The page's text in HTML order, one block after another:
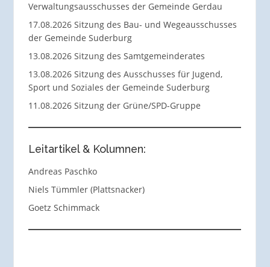
Verwaltungsausschusses der Gemeinde Gerdau
17.08.2026 Sitzung des Bau- und Wegeausschusses
der Gemeinde Suderburg
13.08.2026 Sitzung des Samtgemeinderates
13.08.2026 Sitzung des Ausschusses für Jugend,
Sport und Soziales der Gemeinde Suderburg
11.08.2026 Sitzung der Grüne/SPD-Gruppe
Leitartikel & Kolumnen:
Andreas Paschko
Niels Tümmler (Plattsnacker)
Goetz Schimmack